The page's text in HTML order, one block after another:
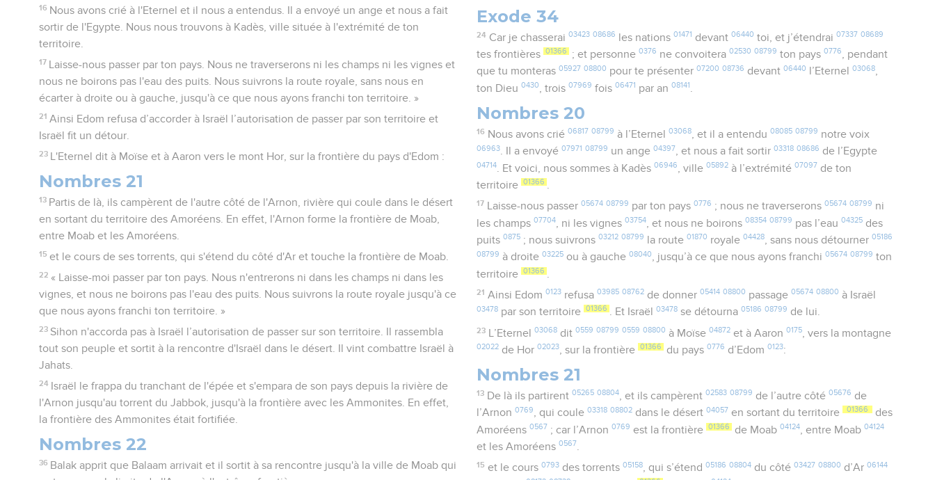
16 Nous avons crié à l'Eternel et il nous a entendus. Il a envoyé un ange et nous a fait
sortir de l'Egypte. Nous nous trouvons à Kadès, ville située à l'extrémité de ton
territoire.
17
Laisse-nous passer par ton pays. Nous ne traverserons ni les champs ni les vignes et
nous ne boirons pas l'eau des puits. Nous suivrons la route royale, sans nous en
écarter à droite ou à gauche, jusqu'à ce que nous ayons franchi ton territoire. »
21 Ainsi Edom refusa d’accorder à Israël l’autorisation de passer par son territoire et
Israël fit un détour.
23 L'Eternel dit à Moïse et à Aaron vers le mont Hor, sur la frontière du pays d'Edom :
Nombres 21
13 Partis de là, ils campèrent de l'autre côté de l'Arnon, rivière qui coule dans le désert
en sortant du territoire des Amoréens. En effet, l'Arnon forme la frontière de Moab,
entre Moab et les Amoréens.
15 et le cours de ses torrents, qui s'étend du côté d'Ar et touche la frontière de Moab.
22 « Laisse-moi passer par ton pays. Nous n'entrerons ni dans les champs ni dans les
vignes, et nous ne boirons pas l'eau des puits. Nous suivrons la route royale jusqu'à ce
que nous ayons franchi ton territoire. »
23 Sihon n'accorda pas à Israël l’autorisation de passer sur son territoire. Il rassembla
tout son peuple et sortit à la rencontre d'Israël dans le désert. Il vint combattre Israël à
Jahats.
24
Israël le frappa du tranchant de l'épée et s'empara de son pays depuis la rivière de
l'Arnon jusqu'au torrent du Jabbok, jusqu'à la frontière avec les Ammonites. En effet,
la frontière des Ammonites était fortifiée.
Nombres 22
36 Balak apprit que Balaam arrivait et il sortit à sa rencontre jusqu'à la ville de Moab qui
Exode 34
24 Car je chasserai 03423 08686 les nations 01471 devant 06440 toi, et j’étendrai 07337 08689
tes frontières 01366 ; et personne0376 ne convoitera02530 08799 ton pays0776, pendant
que tu monteras05927 08800 pour te présenter07200 08736 devant06440 l’Eternel03068,
ton Dieu0430 , trois07969 fois06471 par an08141
Nombres 20
16 Nous avons crié 06817 08799 à l’Eternel 03068, et il a entendu 08085 08799 notre voix
06963. Il a envoyé07971 08799 un ange04397, et nous a fait sortir03318 08686 de l’Egypte
04714 . Et voici, nous sommes à Kadès06946 , ville05892 à l’extrémité07097 de ton
territoire 01366 .
17 Laisse-nous passer 05674 08799 par ton pays 0776 ; nous ne traverserons 05674 08799 ni
les champs07704 , ni les vignes03754 , et nous ne boirons08354 08799 pas l’eau04325 des
puits0875 ; nous suivrons03212 08799 la route01870 royale04428 , sans nous détourner05186
08799 à droite03225 ou à gauche08040, jusqu’à ce que nous ayons franchi05674 08799 ton
territoire 01366
21 Ainsi Edom 0123refusa 03985 08762de donner 05414 08800 passage 05674 08800 à Israël
03478 par son territoire 01366 . Et Israël03478 se détourna05186 08799 de lui.
23 L’Eternel 03068dit 0559 08799 0559 08800 à Moïse 04872et à Aaron 0175, vers la montagne
02022 de Hor02023 , sur la frontière 01366 du pays0776 d’Edom0123:
Nombres 21
13 De là ils partirent 05265 08804, et ils campèrent 02583 08799 de l’autre côté 05676 de
l’Arnon0769, qui coule03318 08802 dans le désert04057 en sortant du territoire 01366
des
Amoréens0567 ; car l’Arnon0769 est la frontière 01366 de Moab04124 , entre Moab04124
et les Amoréens0567.
15 et le cours 0793des torrents 05158, qui s’étend 05186 08804du côté 03427 08800 d’Ar 06144